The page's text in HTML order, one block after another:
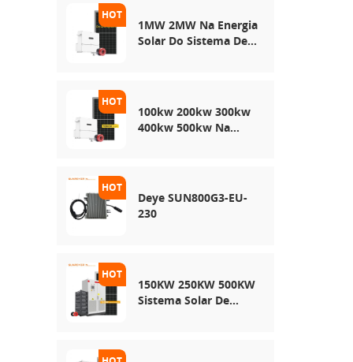
1MW 2MW Na Energia
Solar Do Sistema De
100kw 200kw 300kw
400kw 500kw Na
Deye SUN800G3-EU-
230
150KW 250KW 500KW
Sistema Solar De